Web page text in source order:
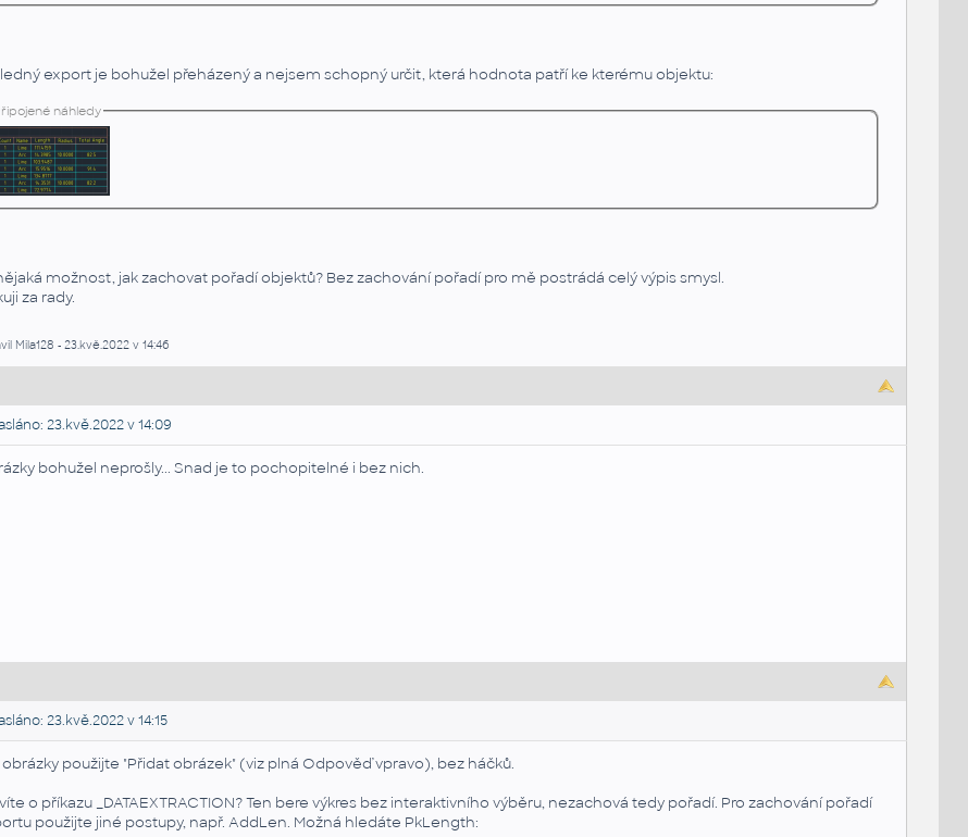
export je bohužel přeházený a nejsem schopný určit, která hodnota patří ke kterému objektu:
náhledy
možnost, jak zachovat pořadí objektů? Bez zachování pořadí pro mě postrádá celý výpis smysl.
za rady.
Mila128 - 23.kvě.2022 v 14:46
23.kvě.2022 v 14:09
bohužel neprošly... Snad je to pochopitelné i bez nich.
23.kvě.2022 v 14:15
obrázky použijte "Přidat obrázek" (viz plná Odpověď vpravo), bez háčků.
o příkazu _DATAEXTRACTION? Ten bere výkres bez interaktivního výběru, nezachová tedy pořadí. Pro zachování pořadí
použijte jiné postupy, např. AddLen. Možná hledáte PkLength: